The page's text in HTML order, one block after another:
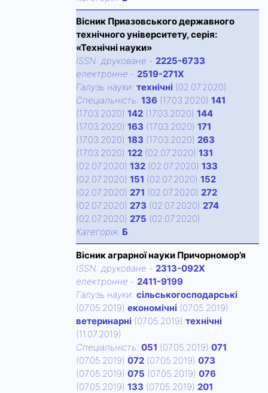
Вісник Приазовського державного
технічного університету, серія:
«Технічні науки»
ISSN: друковане - 2225-6733
електронне - 2519-271X
Галузь науки: технічні (02.07.2020)
Спецiальнiсть: 136 (17.03.2020) 141
(17.03.2020) 142 (17.03.2020) 144
(17.03.2020) 163 (17.03.2020) 171
(17.03.2020) 183 (17.03.2020) 263
(17.03.2020) 122 (02.07.2020) 131
(02.07.2020) 132 (02.07.2020) 133
(02.07.2020) 151 (02.07.2020) 152
(02.07.2020) 271 (02.07.2020) 272
(02.07.2020) 273 (02.07.2020) 274
(02.07.2020) 275 (02.07.2020)
Категорiя: Б
Вісник аграрної науки Причорномор’я
ISSN: друковане - 2313-092X
електронне - 2411-9199
Галузь науки: сільськогосподарські
(07.05.2019) економічні (07.05.2019)
ветеринарні (07.05.2019) технічні
(11.07.2019)
Спецiальнiсть: 051 (07.05.2019) 071
(07.05.2019) 072 (07.05.2019) 073
(07.05.2019) 075 (07.05.2019) 076
(07.05.2019) 133 (07.05.2019) 201